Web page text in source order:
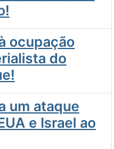
ocupação
do
um ataque
e Israel ao